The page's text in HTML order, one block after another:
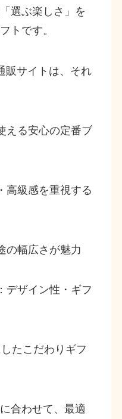
選ぶ楽しさ」を
トです。
販サイトは、それ
える安心の定番ブ
高級感を重視する
の幅広さが魅力
：デザイン性・ギフ
たこだわりギフ
合わせて、最適